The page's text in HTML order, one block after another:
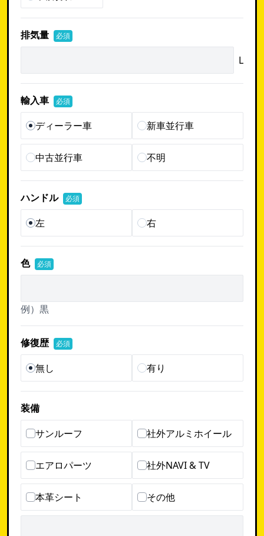
排気量 必須
L
輸入車 必須
ディーラー車 新車並行車
中古並行車 不明
ハンドル 必須
左 右
色 必須
例）黒
修復歴 必須
無し 有り
装備
サンルーフ
社外アルミホイール
エアロパーツ 社外NAVI & TV
本革シート その他